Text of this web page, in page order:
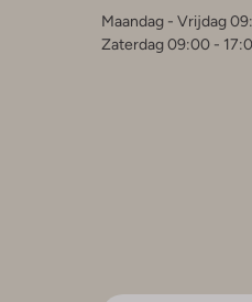
Maandag - Vrijdag
Zaterdag 09:00 -